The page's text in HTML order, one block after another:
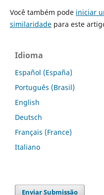
Você também pode iniciar
similaridadepara este
Idioma
Español (España)
Português (Brasil)
English
Deutsch
Français (France)
Italiano
Enviar Submissão